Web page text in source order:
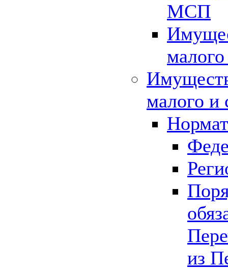
МСП
малого и
из